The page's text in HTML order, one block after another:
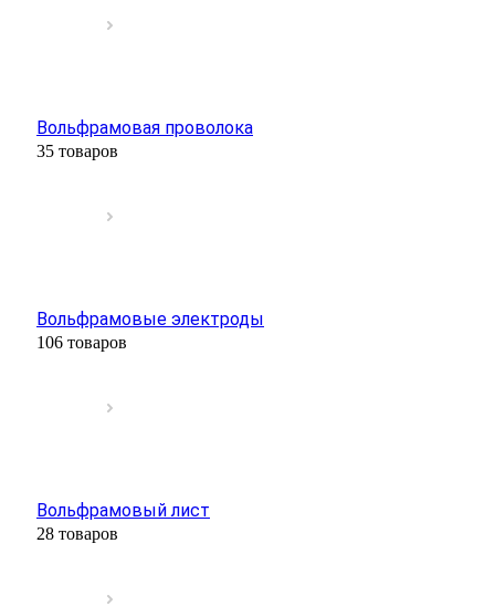
Вольфрамовая проволока
35 товаров
Вольфрамовые электроды
106 товаров
Вольфрамовый лист
28 товаров